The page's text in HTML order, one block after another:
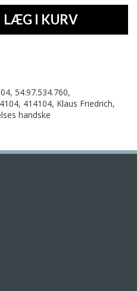
LÆG I KURV
54.97.534.760,
414104, Klaus Friedrich,
handske